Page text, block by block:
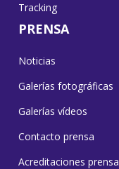
Tracking
PRENSA
Noticias
Galerías fotográficas
Galerías vídeos
Contacto prensa
Acreditaciones prensa